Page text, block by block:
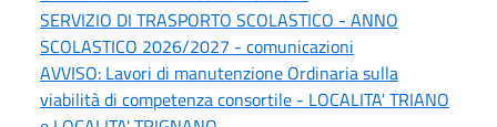
SERVIZIO DI TRASPORTO SCOLASTICO - ANNO
SCOLASTICO 2026/2027 - comunicazioni
AVVISO: Lavori di manutenzione Ordinaria sulla
viabilità di competenza consortile - LOCALITA' TRIANO